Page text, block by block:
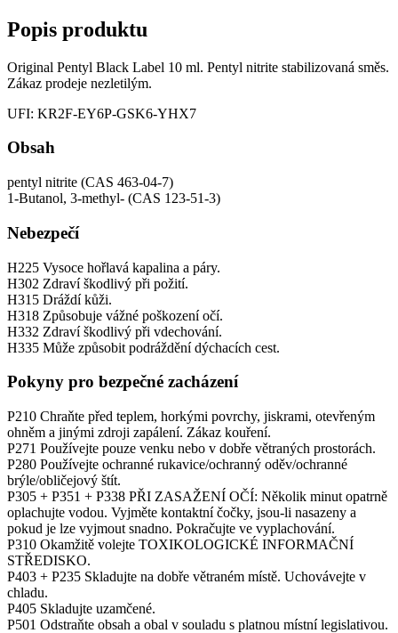
Popis produktu
Original Pentyl Black Label 10 ml. Pentyl nitrite stabilizovaná směs.
Zákaz prodeje nezletilým.
UFI: KR2F-EY6P-GSK6-YHX7
Obsah
pentyl nitrite (CAS 463-04-7)
1-Butanol, 3-methyl- (CAS 123-51-3)
Nebezpečí
H225 Vysoce hořlavá kapalina a páry.
H302 Zdraví škodlivý při požití.
H315 Dráždí kůži.
H318 Způsobuje vážné poškození očí.
H332 Zdraví škodlivý při vdechování.
H335 Může způsobit podráždění dýchacích cest.
Pokyny pro bezpečné zacházení
P210 Chraňte před teplem, horkými povrchy, jiskrami, otevřeným
ohněm a jinými zdroji zapálení. Zákaz kouření.
P271 Používejte pouze venku nebo v dobře větraných prostorách.
P280 Používejte ochranné rukavice/ochranný oděv/ochranné
brýle/obličejový štít.
P305 + P351 + P338 PŘI ZASAŽENÍ OČÍ: Několik minut opatrně
oplachujte vodou. Vyjměte kontaktní čočky, jsou-li nasazeny a
pokud je lze vyjmout snadno. Pokračujte ve vyplachování.
P310 Okamžitě volejte TOXIKOLOGICKÉ INFORMAČNÍ
STŘEDISKO.
P403 + P235 Skladujte na dobře větraném místě. Uchovávejte v
chladu.
P405 Skladujte uzamčené.
P501 Odstraňte obsah a obal v souladu s platnou místní legislativou.